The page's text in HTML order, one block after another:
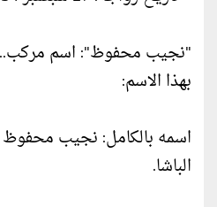
"نجيب محفوظ": اسم
بهذا الاسم:
اسمه بالكامل: نجيب محفوظ
الباشا.